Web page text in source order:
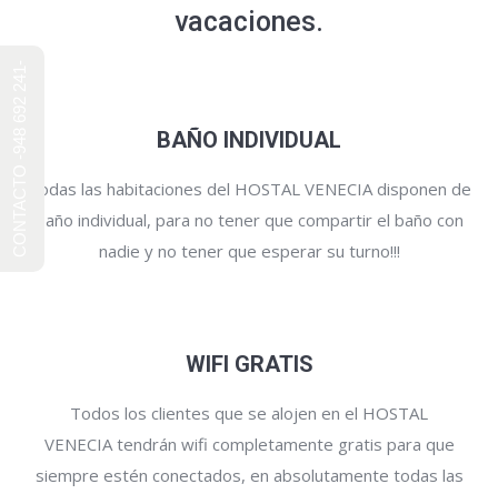
vacaciones.
BAÑO INDIVIDUAL
Todas las habitaciones del HOSTAL VENECIA disponen de
baño individual, para no tener que compartir el baño con
nadie y no tener que esperar su turno!!!
WIFI GRATIS
Todos los clientes que se alojen en el HOSTAL
VENECIA tendrán wifi completamente gratis para que
siempre estén conectados, en absolutamente todas las